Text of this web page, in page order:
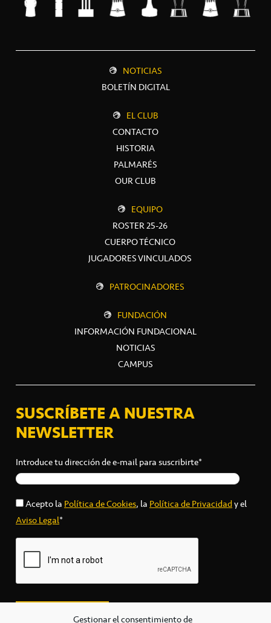
Gestionar el consentimiento de
NOTICIAS
BOLETÍN DIGITAL
EL CLUB
CONTACTO
HISTORIA
PALMARÉS
OUR CLUB
EQUIPO
ROSTER 25-26
CUERPO TÉCNICO
JUGADORES VINCULADOS
PATROCINADORES
FUNDACIÓN
INFORMACIÓN FUNDACIONAL
NOTICIAS
CAMPUS
SUSCRÍBETE A NUESTRA
NEWSLETTER
Introduce tu dirección de e-mail para suscribirte*
Acepto laPolítica de Cookies, laPolítica de Privacidady el
Aviso Legal*